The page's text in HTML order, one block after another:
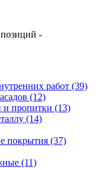
-
работ (39)
(12)
и пропитки (13)
(14)
покрытия (37)
(11)